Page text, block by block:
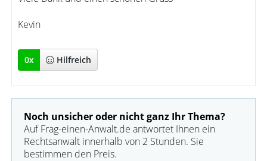
Kevin
0x Hilfreich
Noch unsicher oder nicht ganz Ihr Thema?
Auf Frag-einen-Anwalt.de antwortet Ihnen ein
Rechtsanwalt innerhalb von 2 Stunden. Sie
bestimmen den Preis.